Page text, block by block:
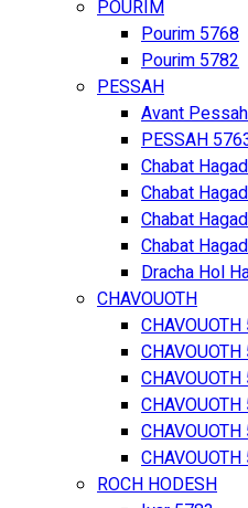
POURIM
Pourim 5768
Pourim 5782
PESSAH
Avant
PESSAH
Chabat
Chabat
Chabat
Chabat
Dracha Hol
CHAVOUOTH
ROCH HODESH